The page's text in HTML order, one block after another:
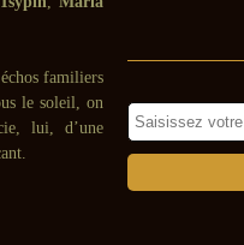
familiers
le soleil, on
lui, d’une